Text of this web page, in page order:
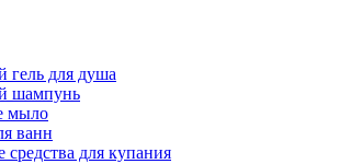
гель для душа
шампунь
мыло
ванн
средства для купания